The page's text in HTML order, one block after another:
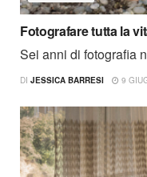
Fotografare tutta la
Sei anni di fotografia
DI JESSICA BARRESI 9